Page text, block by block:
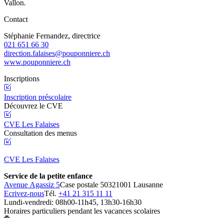
Vallon.
Contact
Stéphanie Fernandez, directrice
021 651 66 30
direction.falaises@pouponniere.ch
www.pouponniere.ch
Inscriptions
Inscription préscolaire
Découvrez le CVE
CVE Les Falaises
Consultation des menus
CVE Les Falaises
Service de la petite enfance
Avenue Agassiz 5Case postale 50321001 Lausanne
Ecrivez-nousTél. +41 21 315 11 11
Lundi-vendredi: 08h00-11h45, 13h30-16h30
Horaires particuliers pendant les vacances scolaires